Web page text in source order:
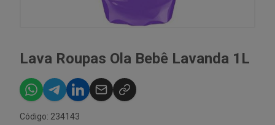
Lava Roupas Ola Bebê Lavanda 1L
Código: 234143